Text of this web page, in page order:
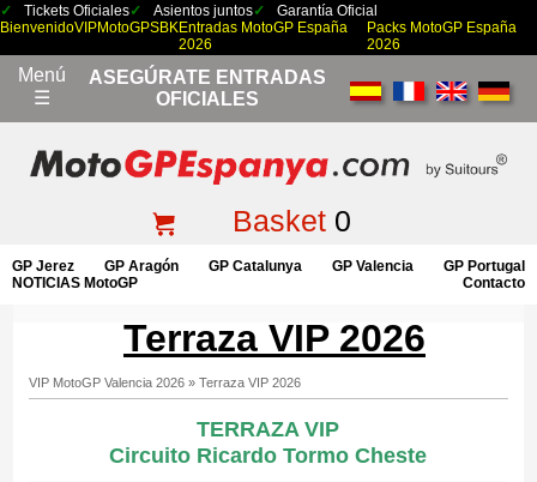
Tickets Oficiales Asientos juntos
Garantía Oficial
BienvenidoVIPMotoGPSBKEntradas MotoGP España
2026
Packs MotoGP España
2026
Menú
☰
ASEGÚRATE ENTRADAS
OFICIALES
Basket0
GP Jerez GP Aragón GP Catalunya GP Valencia
GP Portugal
NOTICIAS MotoGP
Contacto
Terraza VIP 2026
VIP MotoGP Valencia 2026» Terraza VIP 2026
TERRAZA VIP
Circuito Ricardo Tormo Cheste